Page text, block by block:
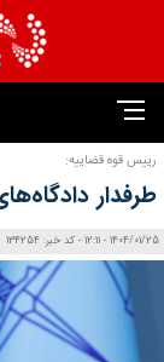
رییس قوه قضاییه:
طرفدار
1404/01/25 - 12:11 - کد خبر: 134254